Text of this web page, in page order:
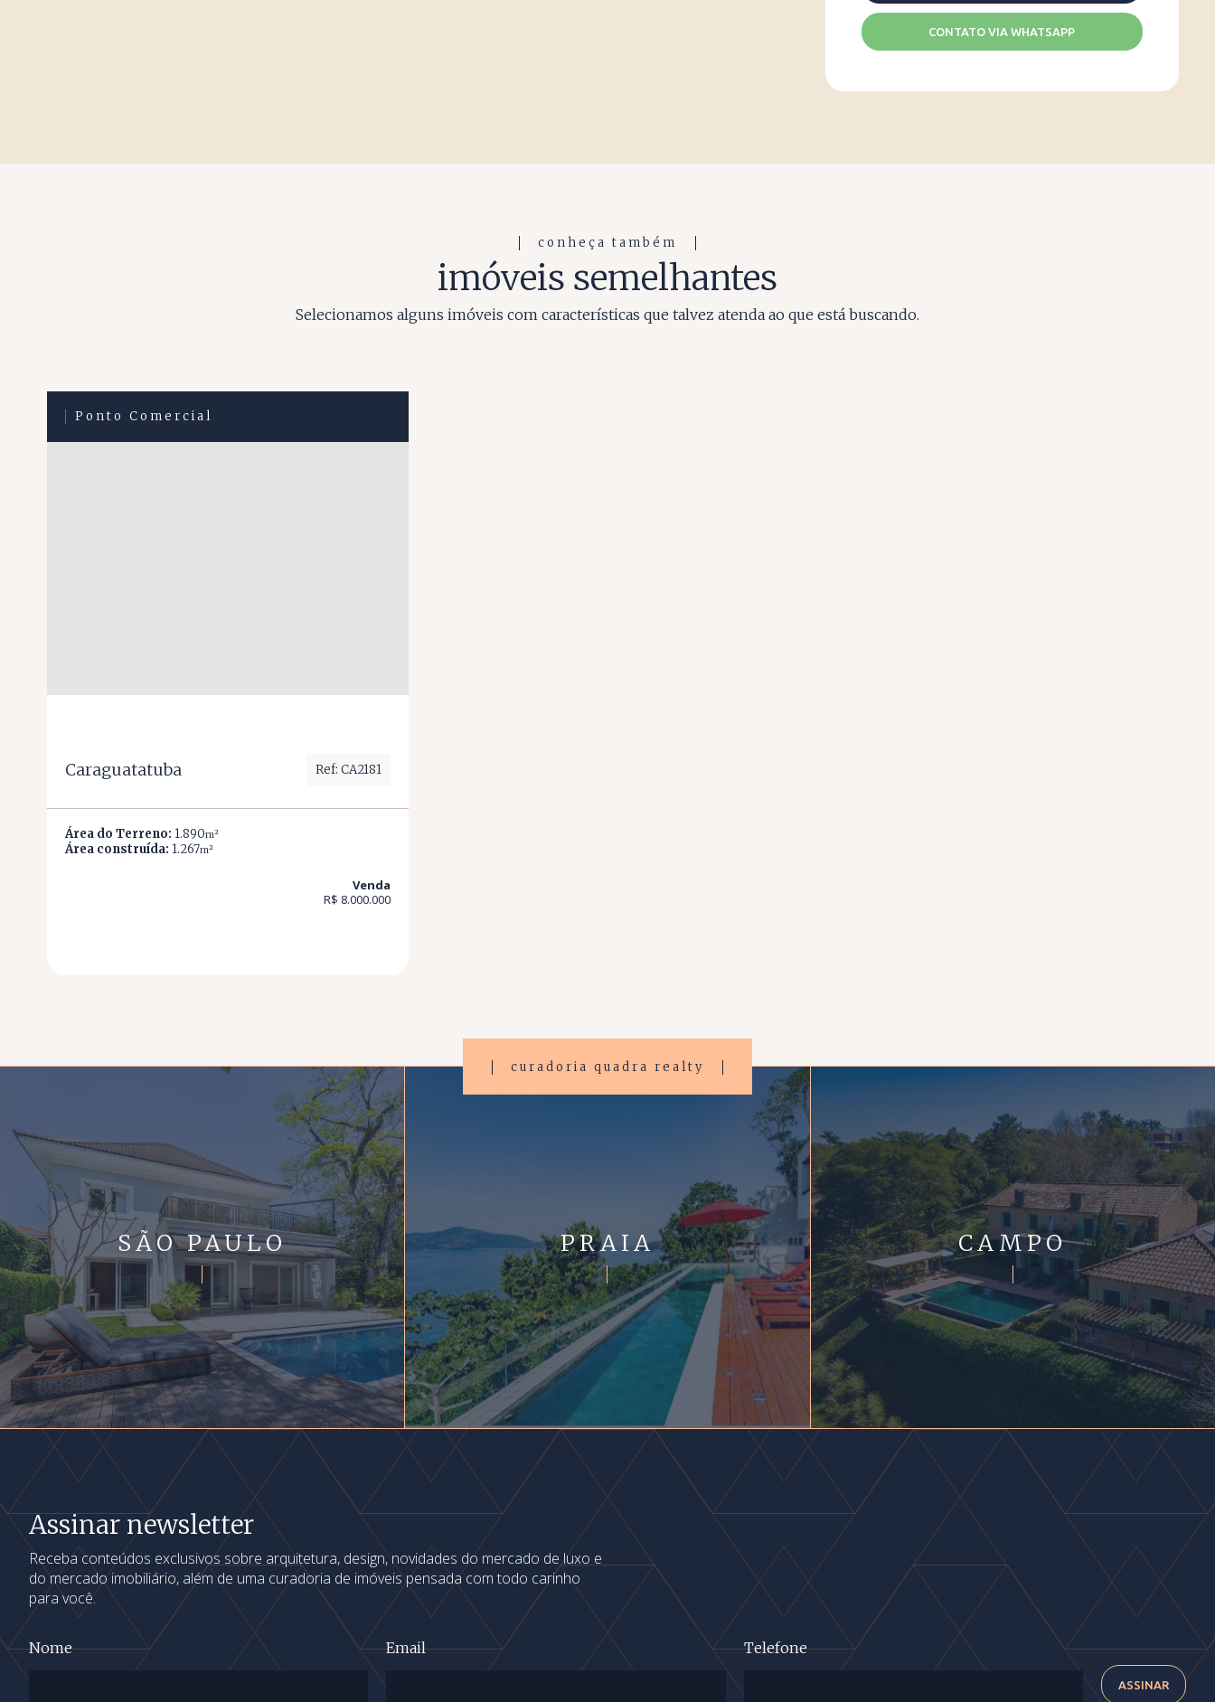
CONTATO VIA WHATSAPP
conheça também
imóveis semelhantes
Selecionamos alguns imóveis com características que talvez atenda ao que está buscando.
Ponto Comercial
Caraguatatuba Ref: CA2181
Área do Terreno: 1.890m²
Área construída: 1.267m²
Venda
R$ 8.000.000
curadoria quadra realty
SÃO PAULO PRAIA CAMPO
Assinar newsletter
Receba conteúdos exclusivos sobre arquitetura, design, novidades do mercado de luxo e
do mercado imobiliário, além de uma curadoria de imóveis pensada com todo carinho
para você.
Nome Email Telefone